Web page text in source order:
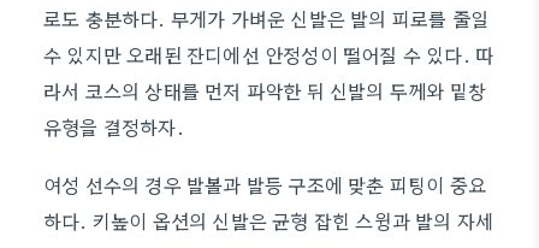
로도 충분하다. 무게가 가벼운 신발은 발의 피로를 줄일
수 있지만 오래된 잔디에선 안정성이 떨어질 수 있다. 따
라서 코스의 상태를 먼저 파악한 뒤 신발의 두께와 밑창
유형을 결정하자.
여성 선수의 경우 발볼과 발등 구조에 맞춘 피팅이 중요
하다. 키높이 옵션의 신발은 균형 잡힌 스윙과 발의 자세